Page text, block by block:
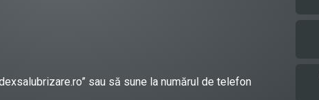
sau să sune la numărul de telefon